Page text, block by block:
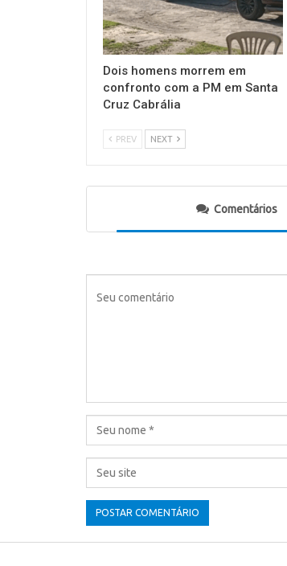
Dois homens morrem em
confronto com a PM em Santa
Cruz Cabrália
PREV NEXT
Comentários